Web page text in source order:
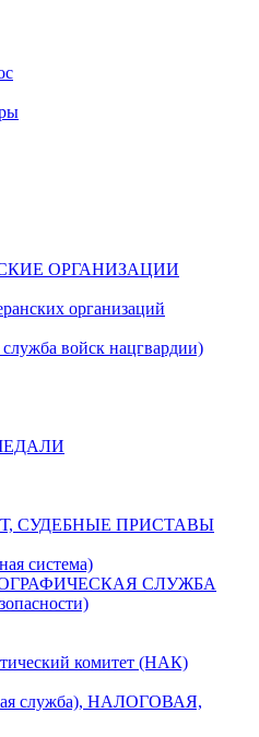
ОРГАНИЗАЦИИ
организаций
войск нацгвардии)
СУДЕБНЫЕ ПРИСТАВЫ
система)
СЛУЖБА
комитет (НАК)
служба), НАЛОГОВАЯ,